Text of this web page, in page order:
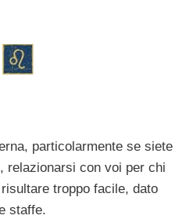
particolarmente se siete
relazionarsi con voi per chi
troppo facile, dato
staffe.